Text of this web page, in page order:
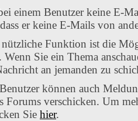
einem Benutzer keine E-
er keine E-Mails von
nützliche Funktion ist die
Wenn Sie ein Thema
an jemanden zu
können auch
Forums verschicken. Um
Sie hier.